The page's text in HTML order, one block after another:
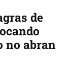
de
no abran